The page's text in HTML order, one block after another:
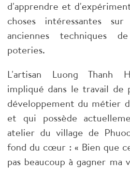
d'apprendre et
choses intéressantes
anciennes techniques
poteries.
L'artisan Luong Thanh
impliqué dans le travail de
développement du métier
et qui possède
atelier du village de
fond du cœur : « Bien que
pas beaucoup à gagner ma